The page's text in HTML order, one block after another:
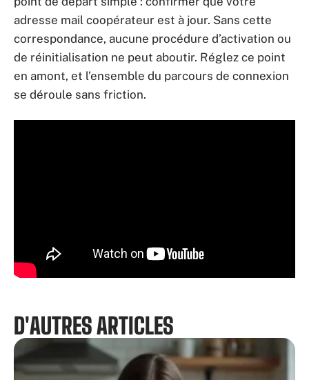
adresse mail coopérateur est à jour. Sans cette
correspondance, aucune procédure d’activation ou
de réinitialisation ne peut aboutir. Réglez ce point
en amont, et l’ensemble du parcours de connexion
se déroule sans friction.
D'AUTRES ARTICLES